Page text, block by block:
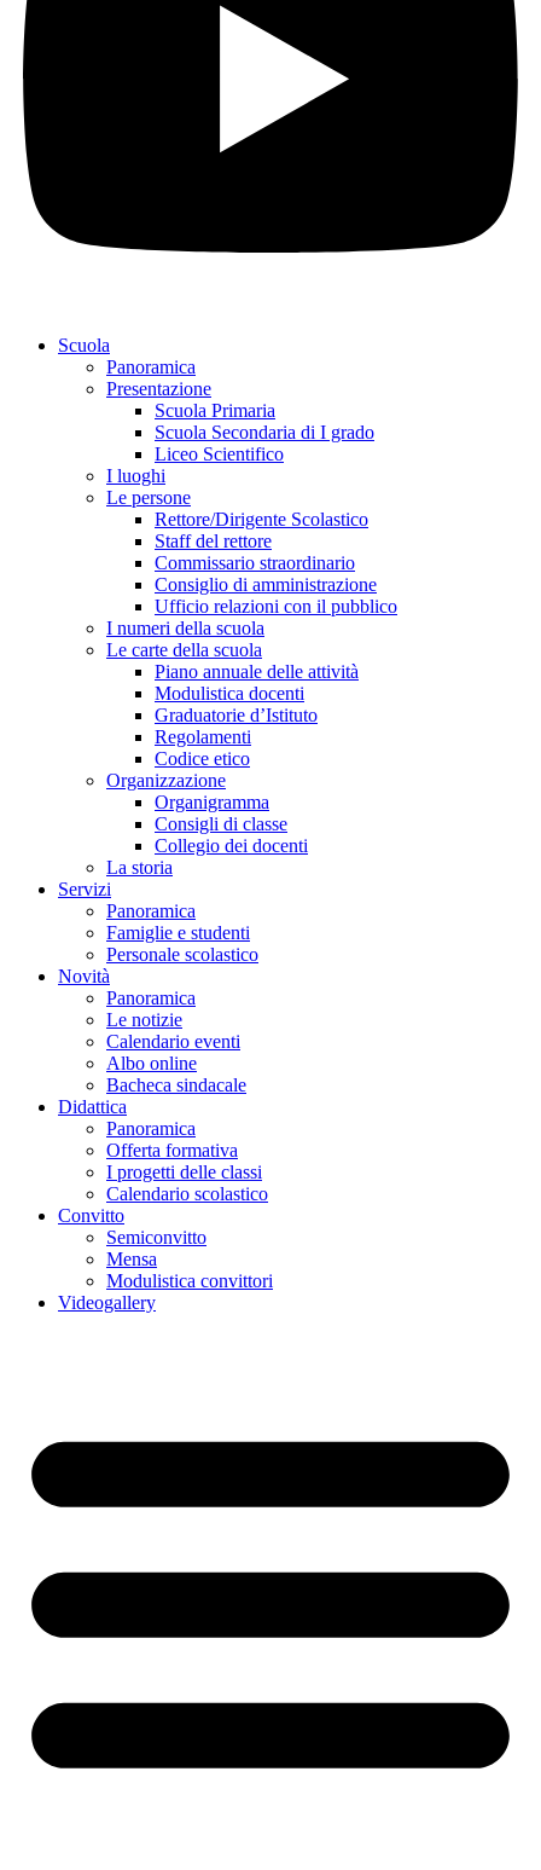
Scuola
Panoramica
Presentazione
Scuola Primaria
Scuola Secondaria di I grado
Liceo Scientifico
I luoghi
Le persone
Rettore/Dirigente Scolastico
Staff del rettore
Commissario straordinario
Consiglio di amministrazione
Ufficio relazioni con il pubblico
I numeri della scuola
Le carte della scuola
Piano annuale delle attività
Modulistica docenti
Graduatorie d’Istituto
Regolamenti
Codice etico
Organizzazione
Organigramma
Consigli di classe
Collegio dei docenti
La storia
Servizi
Panoramica
Famiglie e studenti
Personale scolastico
Novità
Panoramica
Le notizie
Calendario eventi
Albo online
Bacheca sindacale
Didattica
Panoramica
Offerta formativa
I progetti delle classi
Calendario scolastico
Convitto
Semiconvitto
Mensa
Modulistica convittori
Videogallery